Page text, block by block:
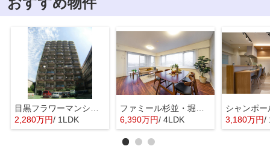
目黒フラワーマンション 11階部分
2,280万円/ 1LDK
ファミール杉並・堀ノ内ガーデンテラス
6,390万円/ 4LDK 3,180万円/